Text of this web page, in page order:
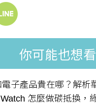
你可能也想看
子產品貴在哪？解析
怎麼做碳抵換，